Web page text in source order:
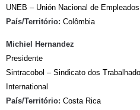
UNEB – Unión Nacional de
País/Território: Colômbia
Michiel Hernandez
Presidente
Sintracobol – Sindicato dos
International
País/Território: Costa Rica